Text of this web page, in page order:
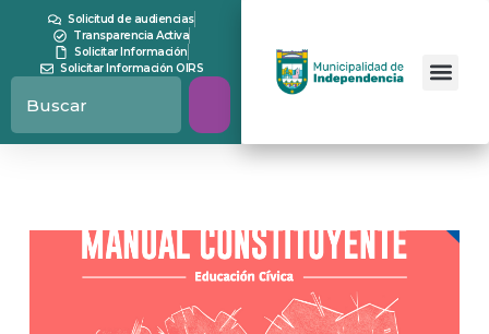
Solicitud de audiencias
Transparencia Activa
Solicitar Información
Solicitar Información OIRS